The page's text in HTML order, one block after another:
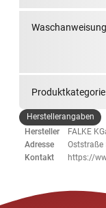
Produktkategorie
Herstellerangaben
Hersteller
FALKE
Adresse
Kontakt
https://